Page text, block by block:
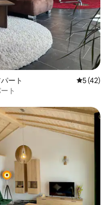
ート レビュー
5 (42)
ト